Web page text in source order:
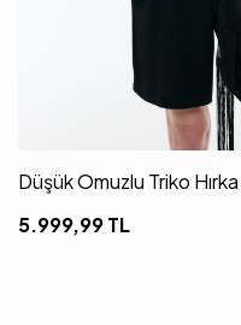
Düşük Omuzlu Triko
5.999,99TL